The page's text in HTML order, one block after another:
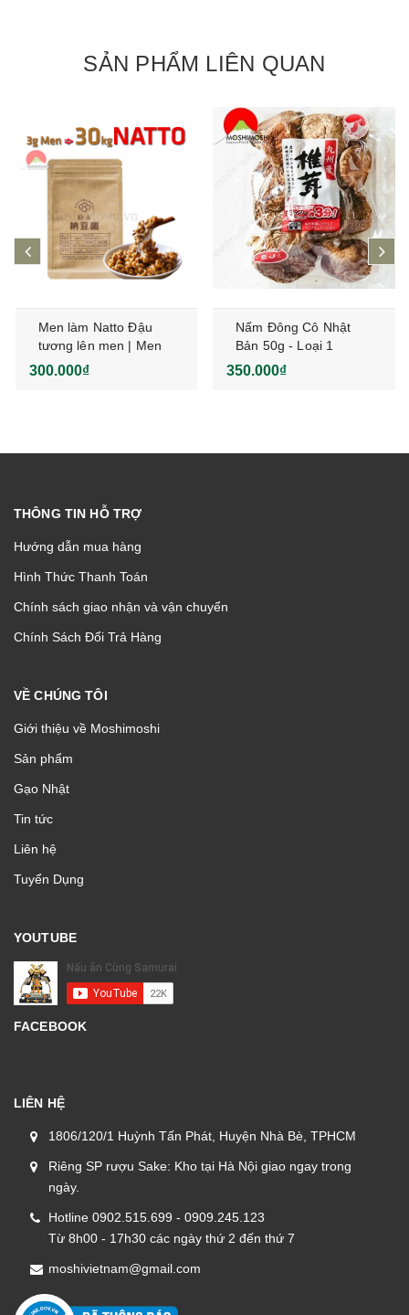
SẢN PHẨM LIÊN QUAN
Men làm Natto Đậu
tương lên men | Men
Bacillus Natto
300.000₫
Nấm Đông Cô Nhật
Bản 50g - Loại 1
350.000₫
prev
THÔNG TIN HỖ TRỢ
Hướng dẫn mua hàng
Hình Thức Thanh Toán
Chính sách giao nhận và vận chuyển
Chính Sách Đổi Trả Hàng
VỀ CHÚNG TÔI
Giới thiệu về Moshimoshi
Sản phẩm
Gạo Nhật
Tin tức
Liên hệ
Tuyển Dụng
YOUTUBE
FACEBOOK
LIÊN HỆ
1806/120/1 Huỳnh Tấn Phát, Huyện Nhà Bè, TPHCM
Riêng SP rượu Sake: Kho tại Hà Nội giao ngay trong
ngày.
Hotline 0902.515.699 - 0909.245.123
Từ 8h00 - 17h30 các ngày thứ 2 đến thứ 7
moshivietnam@gmail.com